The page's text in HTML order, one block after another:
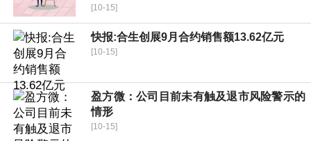
[10-15]
快报:合生创展9月合约销售额13.62亿元
[10-15]
盈方微：公司目前未有触及退市风险警示的
情形
[10-15]